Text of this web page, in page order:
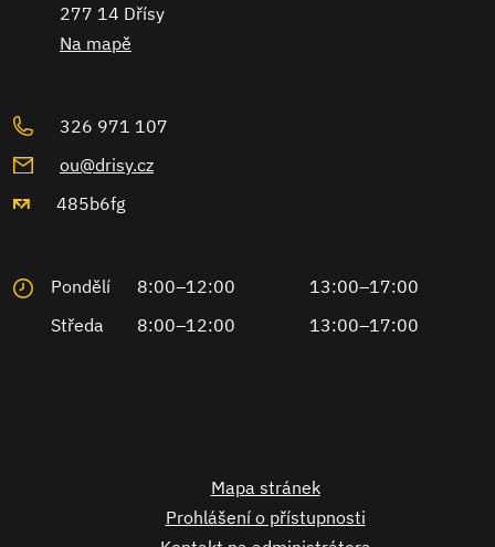
277 14 Dřísy
Na mapě
326 971 107
ou@drisy.cz
485b6fg
Pondělí 8:00–12:00
13:00–17:00
Středa
8:00–12:00 13:00–17:00
Mapa stránek
Prohlášení o přístupnosti